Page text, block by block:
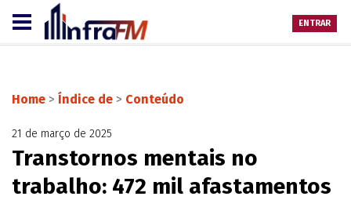
ENTRAR
Home > Índice de > Conteúdo
21 de março de 2025
Transtornos mentais no
trabalho: 472 mil afastamentos